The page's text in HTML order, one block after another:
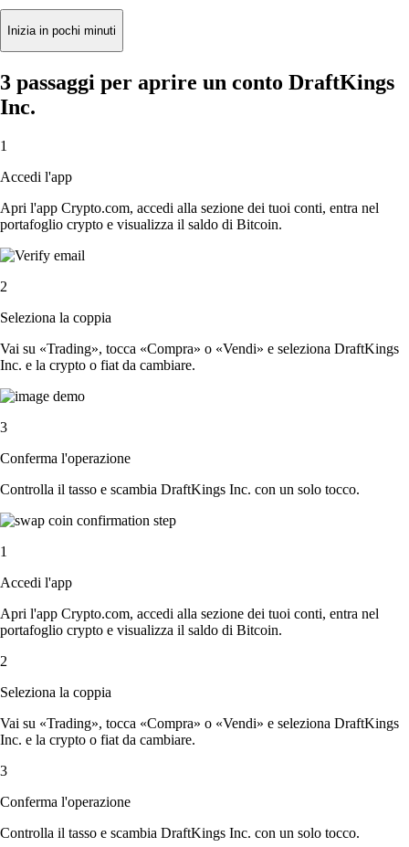
Inizia in pochi minuti
3 passaggi per aprire un conto DraftKings
Inc.
1
Accedi l'app
Apri l'app Crypto.com, accedi alla sezione dei tuoi conti, entra nel
portafoglio crypto e visualizza il saldo di Bitcoin.
2
Seleziona la coppia
Vai su «Trading», tocca «Compra» o «Vendi» e seleziona DraftKings
Inc. e la crypto o fiat da cambiare.
3
Conferma l'operazione
Controlla il tasso e scambia DraftKings Inc. con un solo tocco.
1
Accedi l'app
Apri l'app Crypto.com, accedi alla sezione dei tuoi conti, entra nel
portafoglio crypto e visualizza il saldo di Bitcoin.
2
Seleziona la coppia
Vai su «Trading», tocca «Compra» o «Vendi» e seleziona DraftKings
Inc. e la crypto o fiat da cambiare.
3
Conferma l'operazione
Controlla il tasso e scambia DraftKings Inc. con un solo tocco.